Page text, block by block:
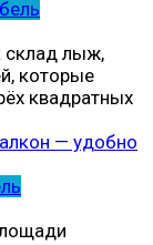
склад лыж,
которые
квадратных
— удобно